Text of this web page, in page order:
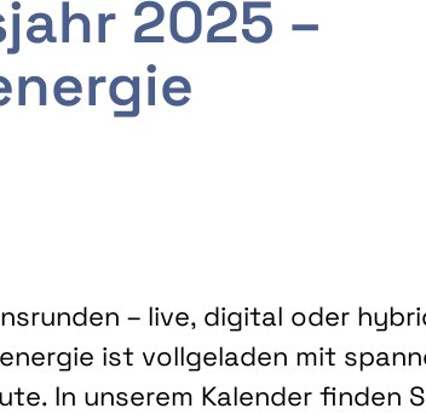
2025 –
– live, digital oder
ist vollgeladen mit
In unserem Kalender finden